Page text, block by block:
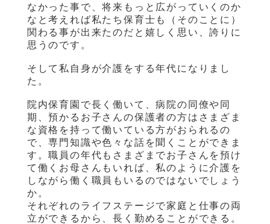
なかった事で、将来もっと広がっていくのか
なと考えれば私たち保育士も（そのことに）
関わる事が出来たのだと嬉しく思い、誇りに
思うのです。
そして私自身が介護をする年代になりまし
た。
院内保育園で長く働いて、病院の同僚や同
期、預かるお子さんの保護者の方はさまざま
な資格を持って働いている方がおられるの
で、専門知識や色々な話を聞くことができま
す。職員の年代もさまざまでお子さんを預け
て働くお母さんもいれば、私のように介護を
しながら働く職員もいるのではないでしょう
か。
それぞれのライフステージで家庭と仕事の両
立ができるから、長く勤めることができる。